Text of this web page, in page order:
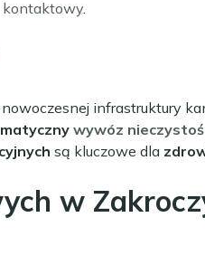
kontaktowy
nowoczesnej infrastruktury
wywóz
są kluczowe dla
w